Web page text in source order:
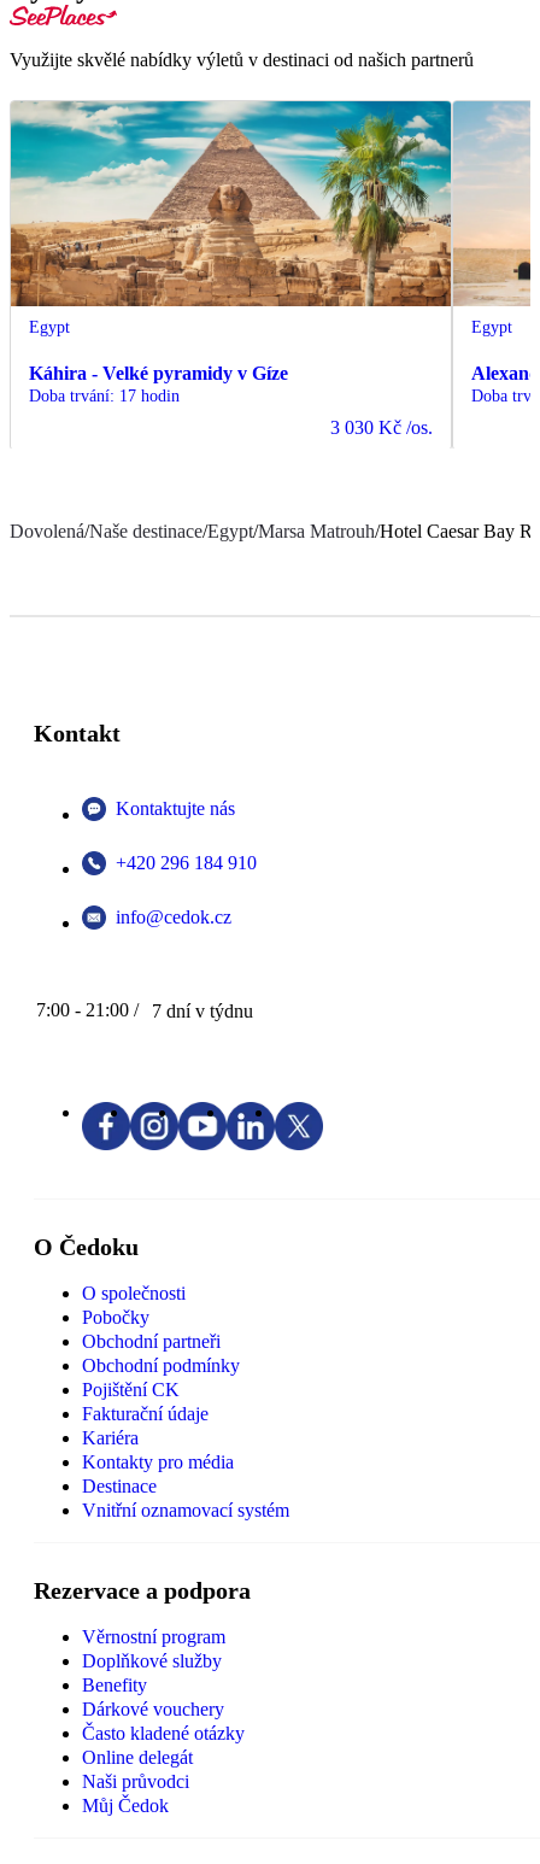
Využijte skvělé nabídky výletů v destinaci od našich partnerů
Egypt
Káhira - Velké pyramidy v Gíze
Doba trvání: 17 hodin
3 030 Kč /os.
Egypt
Doba
Dovolená/Naše destinace/Egypt/Marsa Matrouh/Hotel Caesar Bay
Kontakt
Kontaktujte nás
+420 296 184 910
info@cedok.cz
7:00 - 21:00 / 7 dní v týdnu
O Čedoku
O společnosti
Pobočky
Obchodní partneři
Obchodní podmínky
Pojištění CK
Fakturační údaje
Kariéra
Kontakty pro média
Destinace
Vnitřní oznamovací systém
Rezervace a podpora
Věrnostní program
Doplňkové služby
Benefity
Dárkové vouchery
Často kladené otázky
Online delegát
Naši průvodci
Můj Čedok